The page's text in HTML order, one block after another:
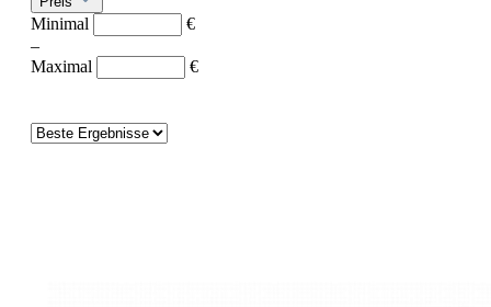
Minimal
€
–
Maximal
€